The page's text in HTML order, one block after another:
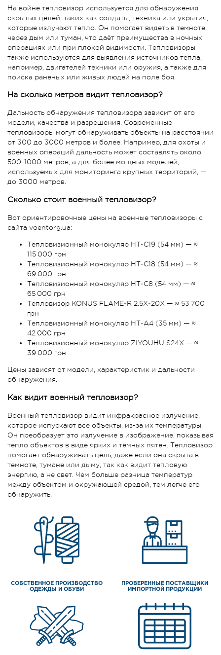
На войне тепловизор используется для обнаружения
скрытых целей, таких как солдаты, техника или укрытия,
которые излучают тепло. Он помогает видеть в темноте,
через дым или туман, что даёт преимущества в ночных
операциях или при плохой видимости. Тепловизоры
также используются для выявления источников тепла,
например, двигателей техники или оружия, а также для
поиска раненых или живых людей на поле боя.
На сколько метров видит тепловизор?
Дальность обнаружения тепловизора зависит от его
модели, качества и разрешения. Современные
тепловизоры могут обнаруживать объекты на расстоянии
от 300 до 3000 метров и более. Например, для охоты и
военных операций дальность может составлять около
500-1000 метров, а для более мощных моделей,
используемых для мониторинга крупных территорий, —
до 3000 метров.
Сколько стоит военный тепловизор?
Вот ориентировочные цены на военные тепловизоры с
сайта voentorg.ua:
Тепловизионный монокуляр HT‑C19 (54 мм) — ≈
115 000 грн
Тепловизионный монокуляр HT‑C18 (54 мм) — ≈
69 000 грн
Тепловизионный монокуляр HT‑C8 (54 мм) — ≈
65 000 грн
Тепловизор KONUS FLAME‑R 2.5X‑20X — ≈ 53 700
грн
Тепловизионный монокуляр HT‑A4 (35 мм) — ≈
42 000 грн
Тепловизионный монокуляр ZIYOUHU S24X — ≈
39 000 грн
Цены зависят от модели, характеристик и дальности
обнаружения.
Как видит военный тепловизор?
Военный тепловизор видит инфракрасное излучение,
которое испускают все объекты, из-за их температуры.
Он преобразует это излучение в изображение, показывая
тепло объектов в виде ярких и темных пятен. Тепловизор
помогает обнаруживать цель, даже если она скрыта в
темноте, тумане или дыму, так как видит тепловую
энергию, а не свет. Чем больше разница температур
между объектом и окружающей средой, тем легче его
обнаружить.
СОБСТВЕННОЕ ПРОИЗВОДСТВО
ОДЕЖДЫ И ОБУВИ
ПРОВЕРЕННЫЕ ПОСТАВЩИКИ
ИМПОРТНОЙ ПРОДУКЦИИ